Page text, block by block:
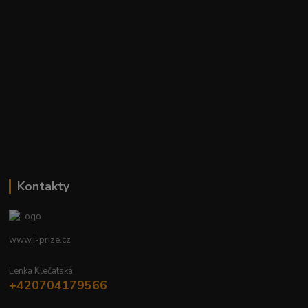
Kontakty
www.i-prize.cz
Lenka Klečatská
+420704179566